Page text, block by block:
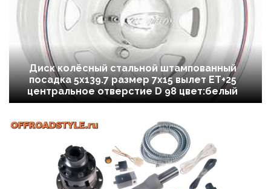
Диск колёсный стальной штампованный
посадка 5x139.7 размер 7х15 вылет ET+25
центральное отверстие D 98 цвет:белый